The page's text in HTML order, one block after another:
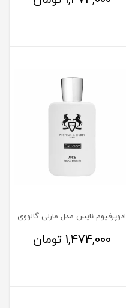
ادوپرفیوم نایس مدل مارلی گالووی
1,474,000 تومان